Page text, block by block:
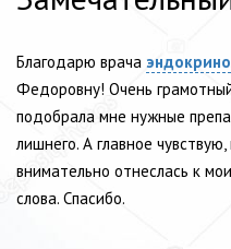
Благодарю врача
Федоровну! Очень
подобрала мне нужные
лишнего. А главное
внимательно отнеслась к
слова. Спасибо.